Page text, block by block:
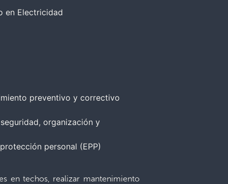
en Electricidad
preventivo y correctivo
organización y
personal (EPP)
en techos, realizar mantenimiento